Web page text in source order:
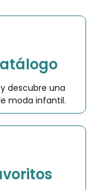
descubre una
moda infantil.